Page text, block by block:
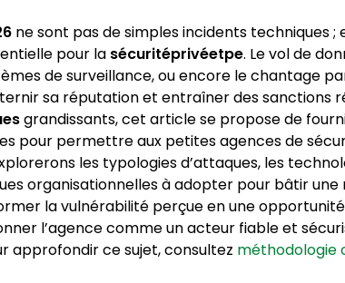
ne sont pas de simples incidents techniques
pour la sécuritéprivéetpe. Le vol de
de surveillance, ou encore le chantage
sa réputation et entraîner des sanctions
grandissants, cet article se propose de
pour permettre aux petites agences de
les typologies d’attaques, les
organisationnelles à adopter pour bâtir une
la vulnérabilité perçue en une
l’agence comme un acteur fiable et
approfondir ce sujet, consultez méthodologie